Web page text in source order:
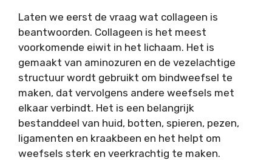
Laten we eerst de vraag wat collageen is
beantwoorden. Collageen is het meest
voorkomende eiwit in het lichaam. Het is
gemaakt van aminozuren en de vezelachtige
structuur wordt gebruikt om bindweefsel te
maken, dat vervolgens andere weefsels met
elkaar verbindt. Het is een belangrijk
bestanddeel van huid, botten, spieren, pezen,
ligamenten en kraakbeen en het helpt om
weefsels sterk en veerkrachtig te maken.